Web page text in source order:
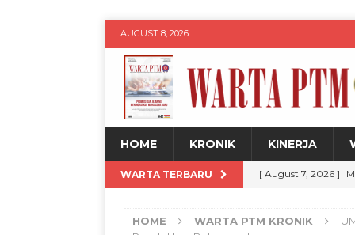
AUGUST 8, 2026
HOME KRONIK KINERJA
WARTA TERBARU [ August 7, 2026 ]
[ August 7, 2026 ]
HOME WARTA PTM KRONIK